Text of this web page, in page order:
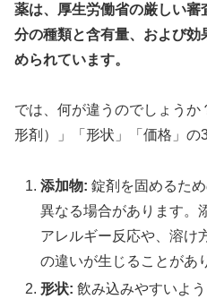
薬は、厚生労働省の厳しい
分の種類と含有量、および
められています。
では、何が違うのでしょう
形剤）」「形状」「価格」の3
添加物: 錠剤を固めるた
異なる場合があります。
アレルギー反応や、溶け
の違いが生じることがあ
形状: 飲み込みやすいよ